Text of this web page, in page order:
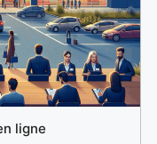
ligne